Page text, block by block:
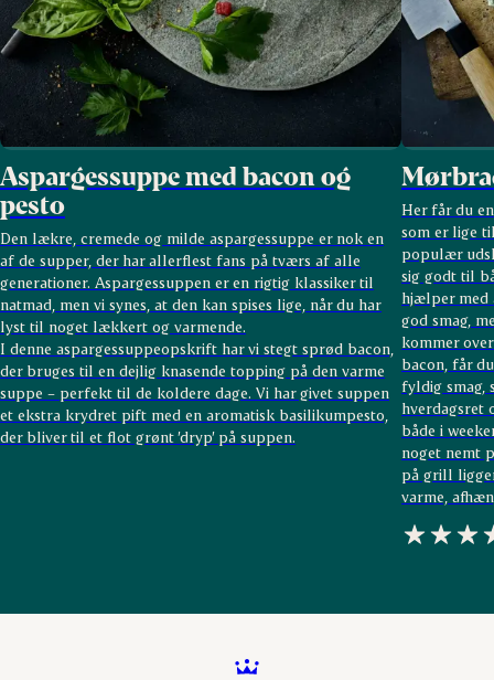
Aspargessuppe med bacon og
pesto
Den lækre, cremede og milde aspargessuppe er nok en
af de supper, der har allerflest fans på tværs af alle
generationer. Aspargessuppen er en rigtig klassiker til
natmad, men vi synes, at den kan spises lige, når du har
lyst til noget lækkert og varmende.
I denne aspargessuppeopskrift har vi stegt sprød bacon,
der bruges til en dejlig knasende topping på den varme
suppe – perfekt til de koldere dage. Vi har givet suppen
et ekstra krydret pift med en aromatisk basilikumpesto,
der bliver til et flot grønt ’dryp’ på suppen.
Her får du
som er lige
populær
sig godt til
hjælper med
god smag,
kommer
bacon, får
fyldig smag,
hverdagsret
både i
noget nemt
på grill
varme,